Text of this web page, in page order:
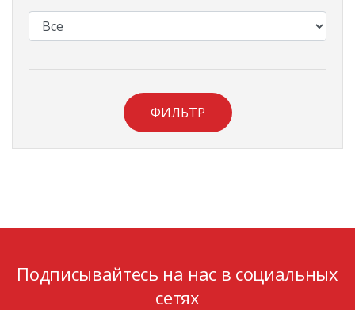
ФИЛЬТР
Подписывайтесь на нас в социальных
сетях